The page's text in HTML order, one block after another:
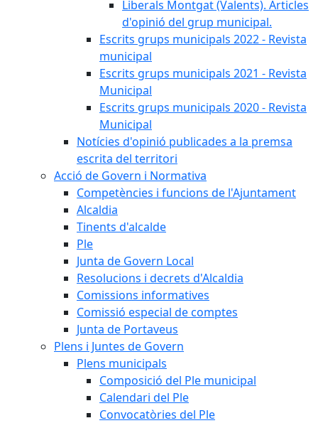
Liberals Montgat (Valents). Articles
d'opinió del grup municipal.
Escrits grups municipals 2022 - Revista
municipal
Escrits grups municipals 2021 - Revista
Municipal
Escrits grups municipals 2020 - Revista
Municipal
Notícies d'opinió publicades a la premsa
escrita del territori
Acció de Govern i Normativa
Competències i funcions de l'Ajuntament
Alcaldia
Tinents d'alcalde
Ple
Junta de Govern Local
Resolucions i decrets d'Alcaldia
Comissions informatives
Comissió especial de comptes
Junta de Portaveus
Plens i Juntes de Govern
Plens municipals
Composició del Ple municipal
Calendari del Ple
Convocatòries del Ple